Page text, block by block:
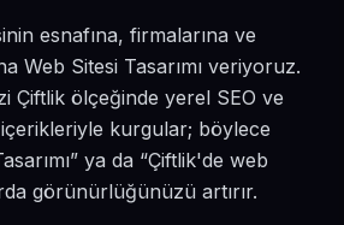
esnafına, firmalarına ve
Web Sitesi Tasarımı veriyoruz.
Çiftlik ölçeğinde yerel SEO ve
kurgular; böylece
ya da “Çiftlik'de web
görünürlüğünüzü artırır.